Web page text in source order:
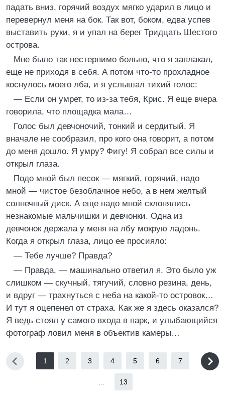
падать вниз, горячий воздух мягко ударил в лицо и
перевернул меня на бок. Так вот, боком, едва успев
выставить руки, я и упал на берег Тридцать Шестого
острова.
Мне было так нестерпимо больно, что я заплакал,
еще не приходя в себя. А потом что-то прохладное
коснулось моего лба, и я услышал тихий голос:
— Если он умрет, то из-за тебя, Крис. Я еще вчера
говорила, что площадка мала…
Голос был девчоночий, тонкий и сердитый. Я
вначале не сообразил, про кого она говорит, а потом
до меня дошло. Я умру? Фигу! Я собрал все силы и
открыл глаза.
Подо мной был песок — мягкий, горячий, надо
мной — чистое безоблачное небо, а в нем желтый
солнечный диск. А еще надо мной склонялись
незнакомые мальчишки и девчонки. Одна из
девчонок держала у меня на лбу мокрую ладонь.
Когда я открыл глаза, лицо ее просияло:
— Тебе лучше? Правда?
— Правда, — машинально ответил я. Это было уж
слишком — скучный, тягучий, словно резина, день,
и вдруг — трахнуться с неба на какой-то островок…
И тут я оцепенел от страха. Как же я здесь оказался?
Я ведь стоял у самого входа в парк, и улыбающийся
фотограф ловил меня в объектив камеры…
1 2 3 4 5 6 7
13